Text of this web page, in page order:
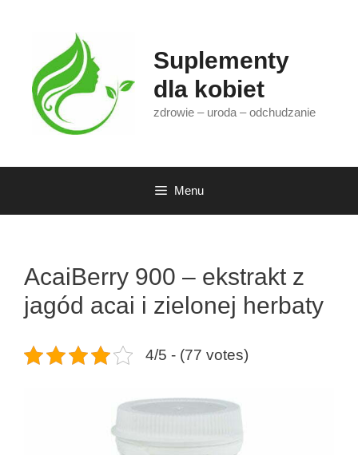
Suplementy
dla kobiet
zdrowie – uroda – odchudzanie
Menu
AcaiBerry 900 – ekstrakt z
jagód acai i zielonej herbaty
4/5 - (77 votes)